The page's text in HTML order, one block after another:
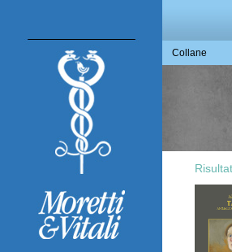
Collane